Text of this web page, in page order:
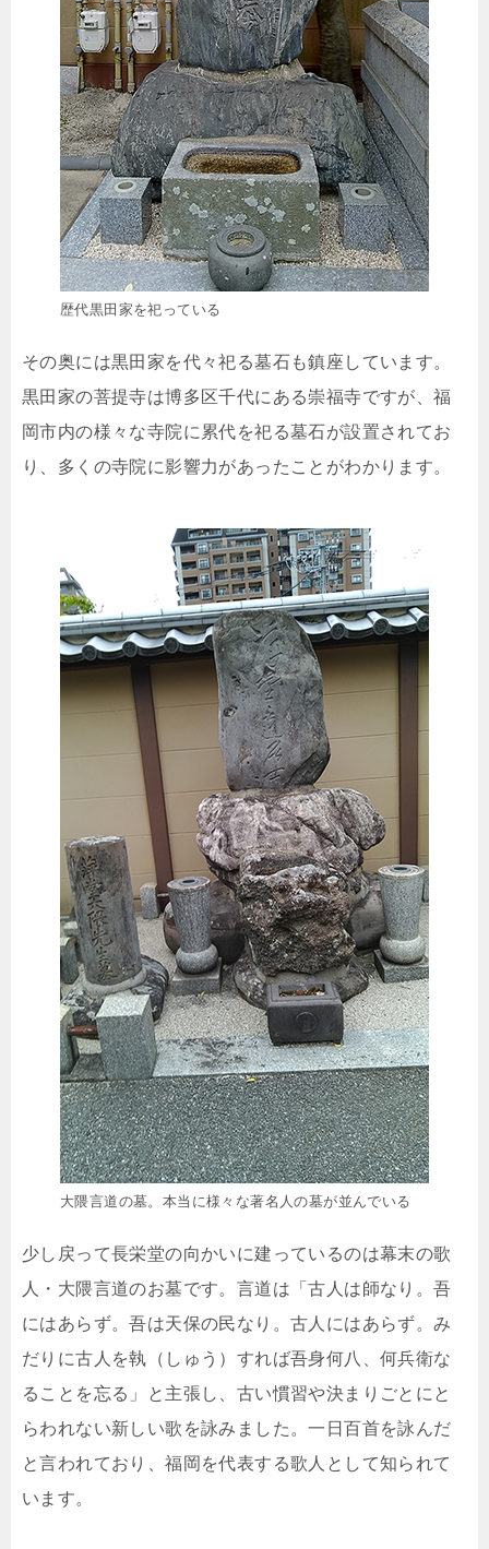
歴代黒田家を祀っている
その奥には黒田家を代々祀る墓石も鎮座しています。
黒田家の菩提寺は博多区千代にある崇福寺ですが、福
岡市内の様々な寺院に累代を祀る墓石が設置されてお
り、多くの寺院に影響力があったことがわかります。
大隈言道の墓。本当に様々な著名人の墓が並んでいる
少し戻って長栄堂の向かいに建っているのは幕末の歌
人・大隈言道のお墓です。言道は「古人は師なり。吾
にはあらず。吾は天保の民なり。古人にはあらず。み
だりに古人を執（しゅう）すれば吾身何八、何兵衛な
ることを忘る」と主張し、古い慣習や決まりごとにと
らわれない新しい歌を詠みました。一日百首を詠んだ
と言われており、福岡を代表する歌人として知られて
います。